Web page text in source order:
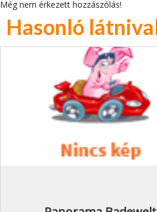
Még nem érkezett hozzászólás!
Hasonló